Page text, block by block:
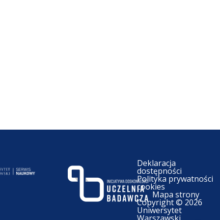
Deklaracja
dostępności
Polityka prywatności
cookies
Mapa strony
Copyright © 2026
Uniwersytet